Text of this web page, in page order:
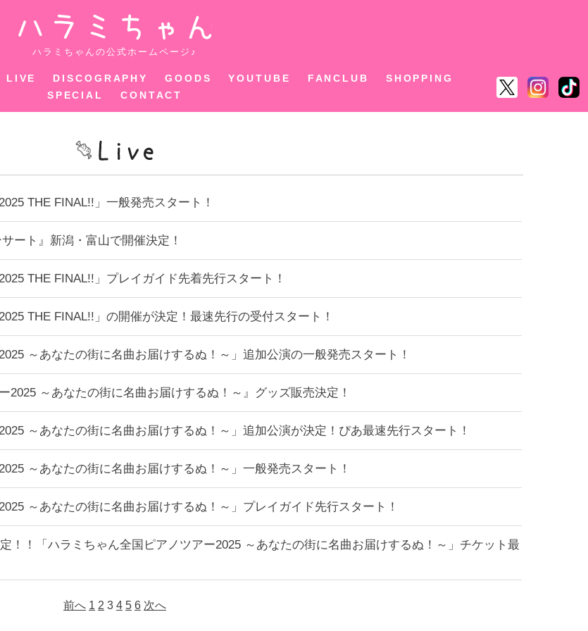
ハラミちゃん
ハラミちゃんの公式ホームページ♪
LIVE DISCOGRAPHY GOODS YOUTUBE FANCLUB
SHOPPING
SPECIAL
CONTACT
THE FINAL!!」一般発売スタート！
ート』新潟・富山で開催決定！
THE FINAL!!」プレイガイド先着先行スタート！
THE FINAL!!」の開催が決定！最速先行の受付スタート！
～あなたの街に名曲お届けするぬ！～」追加公演の一般発売スタート！
～あなたの街に名曲お届けするぬ！～』グッズ販売決定！
～あなたの街に名曲お届けするぬ！～」追加公演が決定！ぴあ最速先行スタート！
～あなたの街に名曲お届けするぬ！～」一般発売スタート！
～あなたの街に名曲お届けするぬ！～」プレイガイド先行スタート！
！！「ハラミちゃん全国ピアノツアー2025 ～あなたの街に名曲お届けするぬ！～」チケット最
前へ 1 2 3 4 5 6 次へ